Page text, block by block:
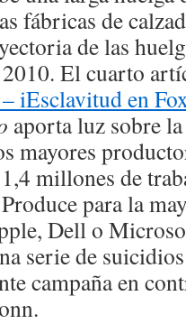
fábricas de
de las
2010. El cuarto
iEsclavitud en
aporta luz sobre
mayores
millones de
para la
Dell o
serie de
campaña en